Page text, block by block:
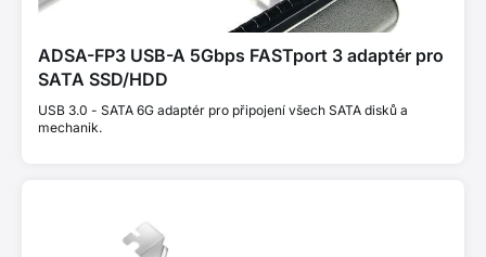
ADSA-FP3 USB-A 5Gbps FASTport 3 adaptér pro
SATA SSD/HDD
USB 3.0 - SATA 6G adaptér pro připojení všech SATA disků a
mechanik.